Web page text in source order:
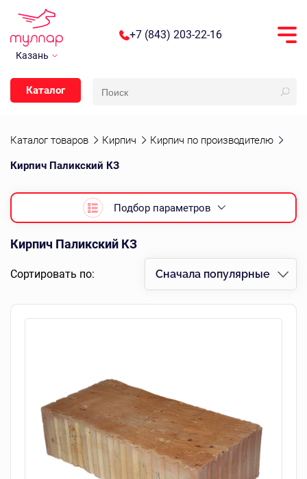
Казань
+7 (843) 203-22-16
Каталог
Каталог товаров Кирпич Кирпич по производителю
Кирпич Паликский КЗ
Подбор параметров
Кирпич Паликский КЗ
Сортировать по: Сначала популярные